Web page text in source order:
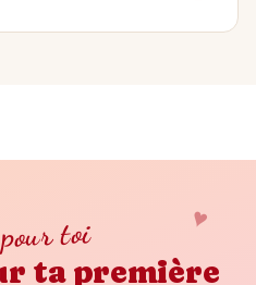
dans la journée.
ouvrés).
♥
toi
ta première